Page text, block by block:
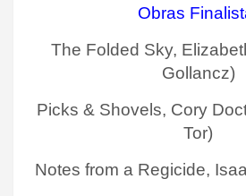
Obras
The Folded Sky,
Gollancz)
Picks & Shovels, Cory
Tor)
Notes from a Regicide,